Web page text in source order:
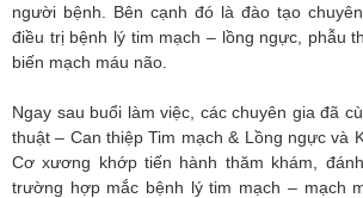
người bệnh. Bên cạnh đó là đào tạo
điều trị bệnh lý tim mạch – lồng ngực, phẫu
biến mạch máu não.
Ngay sau buổi làm việc, các chuyên gia đã
thuật – Can thiệp Tim mạch & Lồng ngực và
Cơ xương khớp tiến hành thăm khám,
trường hợp mắc bệnh lý tim mạch – mạch